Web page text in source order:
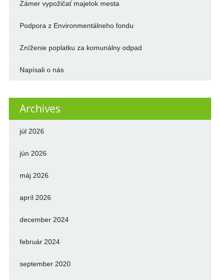
Zámer vypožičať majetok mesta
Podpora z Environmentálneho fondu
Zníženie poplatku za komunálny odpad
Napísali o nás
Archives
júl 2026
jún 2026
máj 2026
apríl 2026
december 2024
február 2024
september 2020